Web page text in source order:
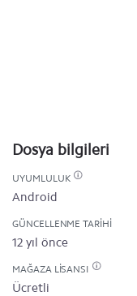
Dosya bilgileri
UYUMLULUK
Android
GÜNCELLENME TARIHI
12 yıl önce
MAĞAZA LISANSI
Ücretli